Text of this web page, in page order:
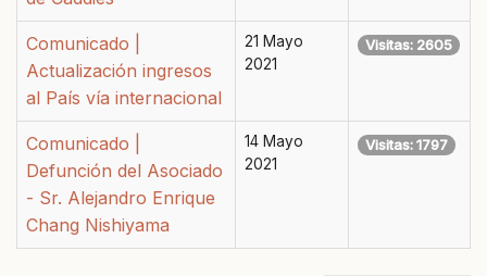
Comunicado |
Actualización ingresos
al País vía internacional
21 Mayo
2021
Visitas: 2605
Comunicado |
Defunción del Asociado
- Sr. Alejandro Enrique
Chang Nishiyama
14 Mayo
2021
Visitas: 1797